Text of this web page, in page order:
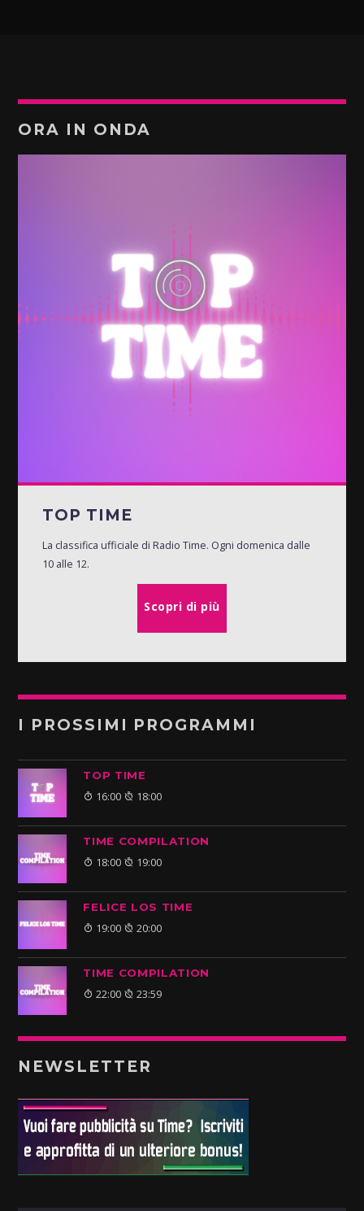
ORA IN ONDA
TOP TIME
La classifica ufficiale di Radio Time. Ogni domenica dalle
10 alle 12.
Scopri di più
I PROSSIMI PROGRAMMI
TOP TIME
16:00 18:00
TIME COMPILATION
18:00 19:00
FELICE LOS TIME
19:00 20:00
TIME COMPILATION
22:00 23:59
NEWSLETTER